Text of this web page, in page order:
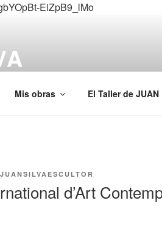
EiZpB9_lMo
Mis obras El Taller de JUAN
JUANSILVAESCULTOR
d’Art